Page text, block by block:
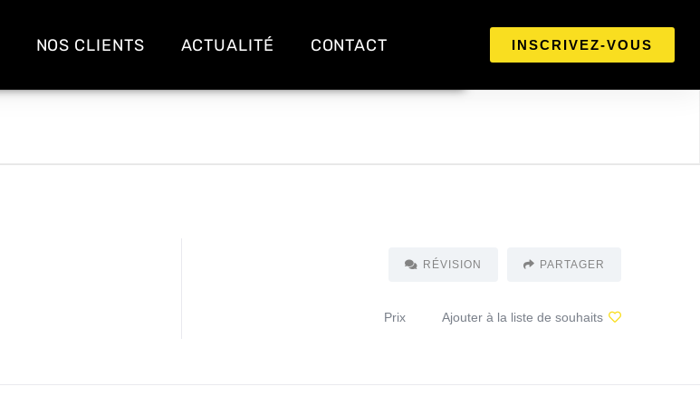
NOS CLIENTS ACTUALITÉ CONTACT INSCRIVEZ-VOUS
RÉVISION PARTAGER
Prix Ajouter à la liste de souhaits